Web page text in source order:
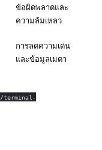
ข้อผิดพลาดและ
ความล้มเหลว
การลดความเด่น
และข้อมูลเมตา
terminal-